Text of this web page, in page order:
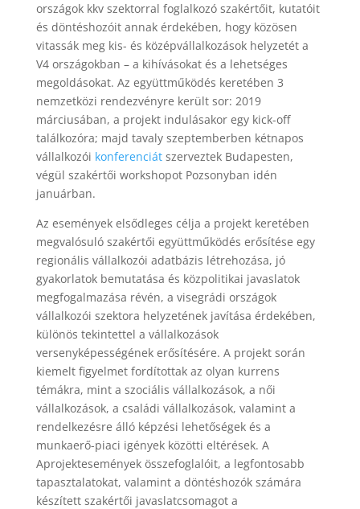
országok kkv szektorral foglalkozó szakértőit, kutatóit
és döntéshozóit annak érdekében, hogy közösen
vitassák meg kis- és középvállalkozások helyzetét a
V4 országokban – a kihívásokat és a lehetséges
megoldásokat. Az együttműködés keretében 3
nemzetközi rendezvényre került sor: 2019
márciusában, a projekt indulásakor egy kick-off
találkozóra; majd tavaly szeptemberben kétnapos
vállalkozói konferenciátszerveztek Budapesten,
végül szakértői workshopot Pozsonyban idén
januárban.
Az események elsődleges célja a projekt keretében
megvalósuló szakértői együttműködés erősítése egy
regionális vállalkozói adatbázis létrehozása, jó
gyakorlatok bemutatása és közpolitikai javaslatok
megfogalmazása révén, a visegrádi országok
vállalkozói szektora helyzetének javítása érdekében,
különös tekintettel a vállalkozások
versenyképességének erősítésére. A projekt során
kiemelt figyelmet fordítottak az olyan kurrens
témákra, mint a szociális vállalkozások, a női
vállalkozások, a családi vállalkozások, valamint a
rendelkezésre álló képzési lehetőségek és a
munkaerő-piaci igények közötti eltérések. A
Aprojektesemények összefoglalóit, a legfontosabb
tapasztalatokat, valamint a döntéshozók számára
készített szakértői javaslatcsomagot a